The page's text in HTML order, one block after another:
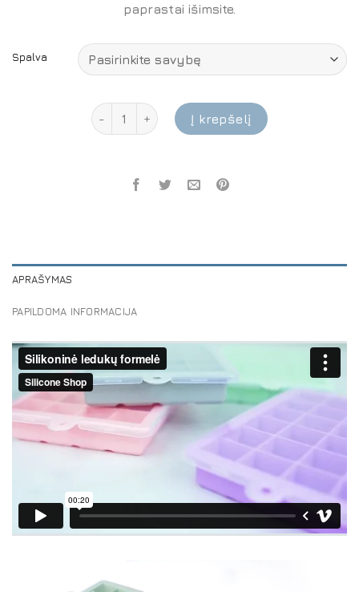
paprastai išimsite.
Spalva
produkto kiekis: Silikoninė ledukų forma su
Į krepšelį
APRAŠYMAS
PAPILDOMA INFORMACIJA